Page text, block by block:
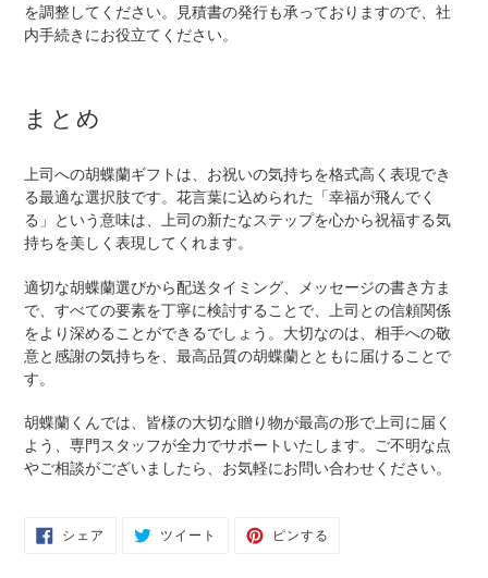
を調整してください。見積書の発行も承っておりますので、社
内手続きにお役立てください。
まとめ
上司への胡蝶蘭ギフトは、お祝いの気持ちを格式高く表現でき
る最適な選択肢です。花言葉に込められた「幸福が飛んでく
る」という意味は、上司の新たなステップを心から祝福する気
持ちを美しく表現してくれます。
適切な胡蝶蘭選びから配送タイミング、メッセージの書き方ま
で、すべての要素を丁寧に検討することで、上司との信頼関係
をより深めることができるでしょう。大切なのは、相手への敬
意と感謝の気持ちを、最高品質の胡蝶蘭とともに届けることで
す。
胡蝶蘭くんでは、皆様の大切な贈り物が最高の形で上司に届く
よう、専門スタッフが全力でサポートいたします。ご不明な点
やご相談がございましたら、お気軽にお問い合わせください。
シェア FACEBOOKツイート
TWITTERピンする